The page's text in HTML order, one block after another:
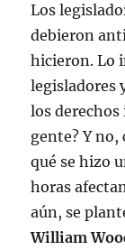
Los
debieron
hicieron. Lo
legisladores
los derechos
gente? Y
qué se hizo
horas
aún, se
William